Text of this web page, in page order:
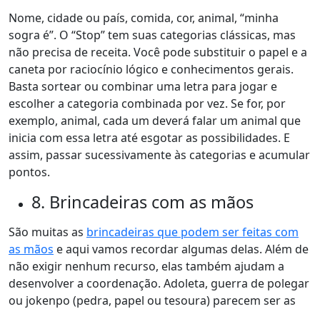
Nome, cidade ou país, comida, cor, animal, “minha
sogra é”. O “Stop” tem suas categorias clássicas, mas
não precisa de receita. Você pode substituir o papel e a
caneta por raciocínio lógico e conhecimentos gerais.
Basta sortear ou combinar uma letra para jogar e
escolher a categoria combinada por vez. Se for, por
exemplo, animal, cada um deverá falar um animal que
inicia com essa letra até esgotar as possibilidades. E
assim, passar sucessivamente às categorias e acumular
pontos.
8. Brincadeiras com as mãos
São muitas as brincadeiras que podem ser feitas com
as mãos e aqui vamos recordar algumas delas. Além de
não exigir nenhum recurso, elas também ajudam a
desenvolver a coordenação. Adoleta, guerra de polegar
ou jokenpo (pedra, papel ou tesoura) parecem ser as